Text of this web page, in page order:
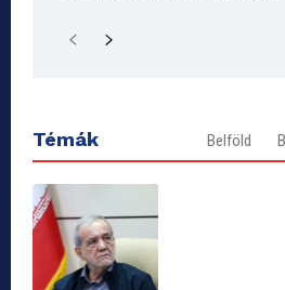
Témák Belföld